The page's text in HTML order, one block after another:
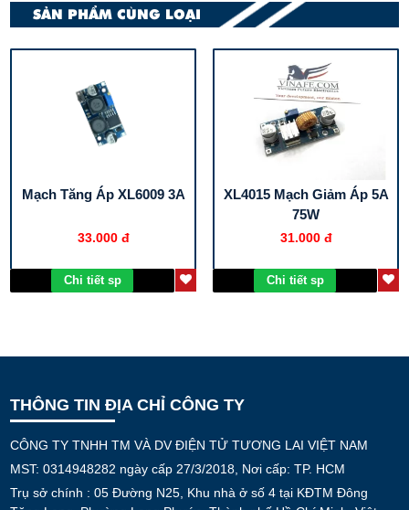
SẢN PHẨM CÙNG LOẠI
Mạch Tăng Áp XL6009 3A
33.000 đ
Chi tiết sp
XL4015 Mạch Giảm Áp 5A
75W
31.000 đ
Chi tiết sp
THÔNG TIN ĐỊA CHỈ CÔNG TY
CÔNG TY TNHH TM VÀ DV ĐIỆN TỬ TƯƠNG LAI VIỆT NAM
MST: 0314948282 ngày cấp 27/3/2018, Nơi cấp: TP. HCM
Trụ sở chính : 05 Đường N25, Khu nhà ở số 4 tại KĐTM Đông